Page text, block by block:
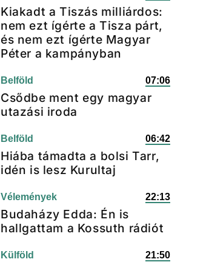
Kiakadt a Tiszás milliárdos:
nem ezt ígérte a Tisza párt,
és nem ezt ígérte Magyar
Péter a kampányban
Belföld 07:06
Csődbe ment egy magyar
utazási iroda
Belföld 06:42
Hiába támadta a bolsi Tarr,
idén is lesz Kurultaj
Vélemények 22:13
Budaházy Edda: Én is
hallgattam a Kossuth rádiót
Külföld 21:50